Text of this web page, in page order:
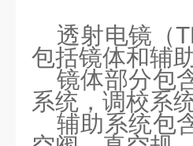
透射电镜（
包括镜体和辅
镜体部分包
系统，调校系
辅助系统包